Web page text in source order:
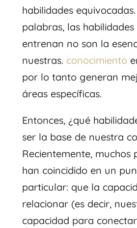
habilidades
palabras, las habilidades
entrenan no son la
nuestras. conocimiento
por lo tanto generan
áreas específicas.
Entonces, ¿qué
ser la base de nuestra
Recientemente, muchos
han coincidido en un
particular: que la
relacionar (es decir,
capacidad para